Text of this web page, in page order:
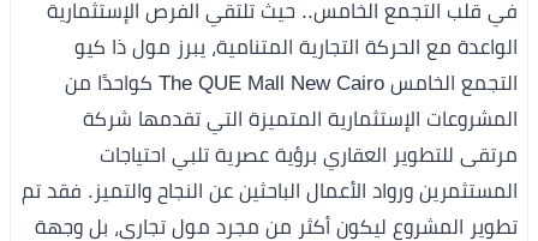
في قلب التجمع الخامس.. حيث تلتقي الفرص الإستثمارية
الواعدة مع الحركة التجارية المتنامية، يبرز مول ذا كيو
التجمع الخامس The QUE Mall New Cairo كواحدًا من
المشروعات الإستثمارية المتميزة التي تقدمها شركة
مرتقى للتطوير العقاري برؤية عصرية تلبي احتياجات
المستثمرين ورواد الأعمال الباحثين عن النجاح والتميز. فقد تم
تطوير المشروع ليكون أكثر من مجرد مول تجاري، بل وجهة